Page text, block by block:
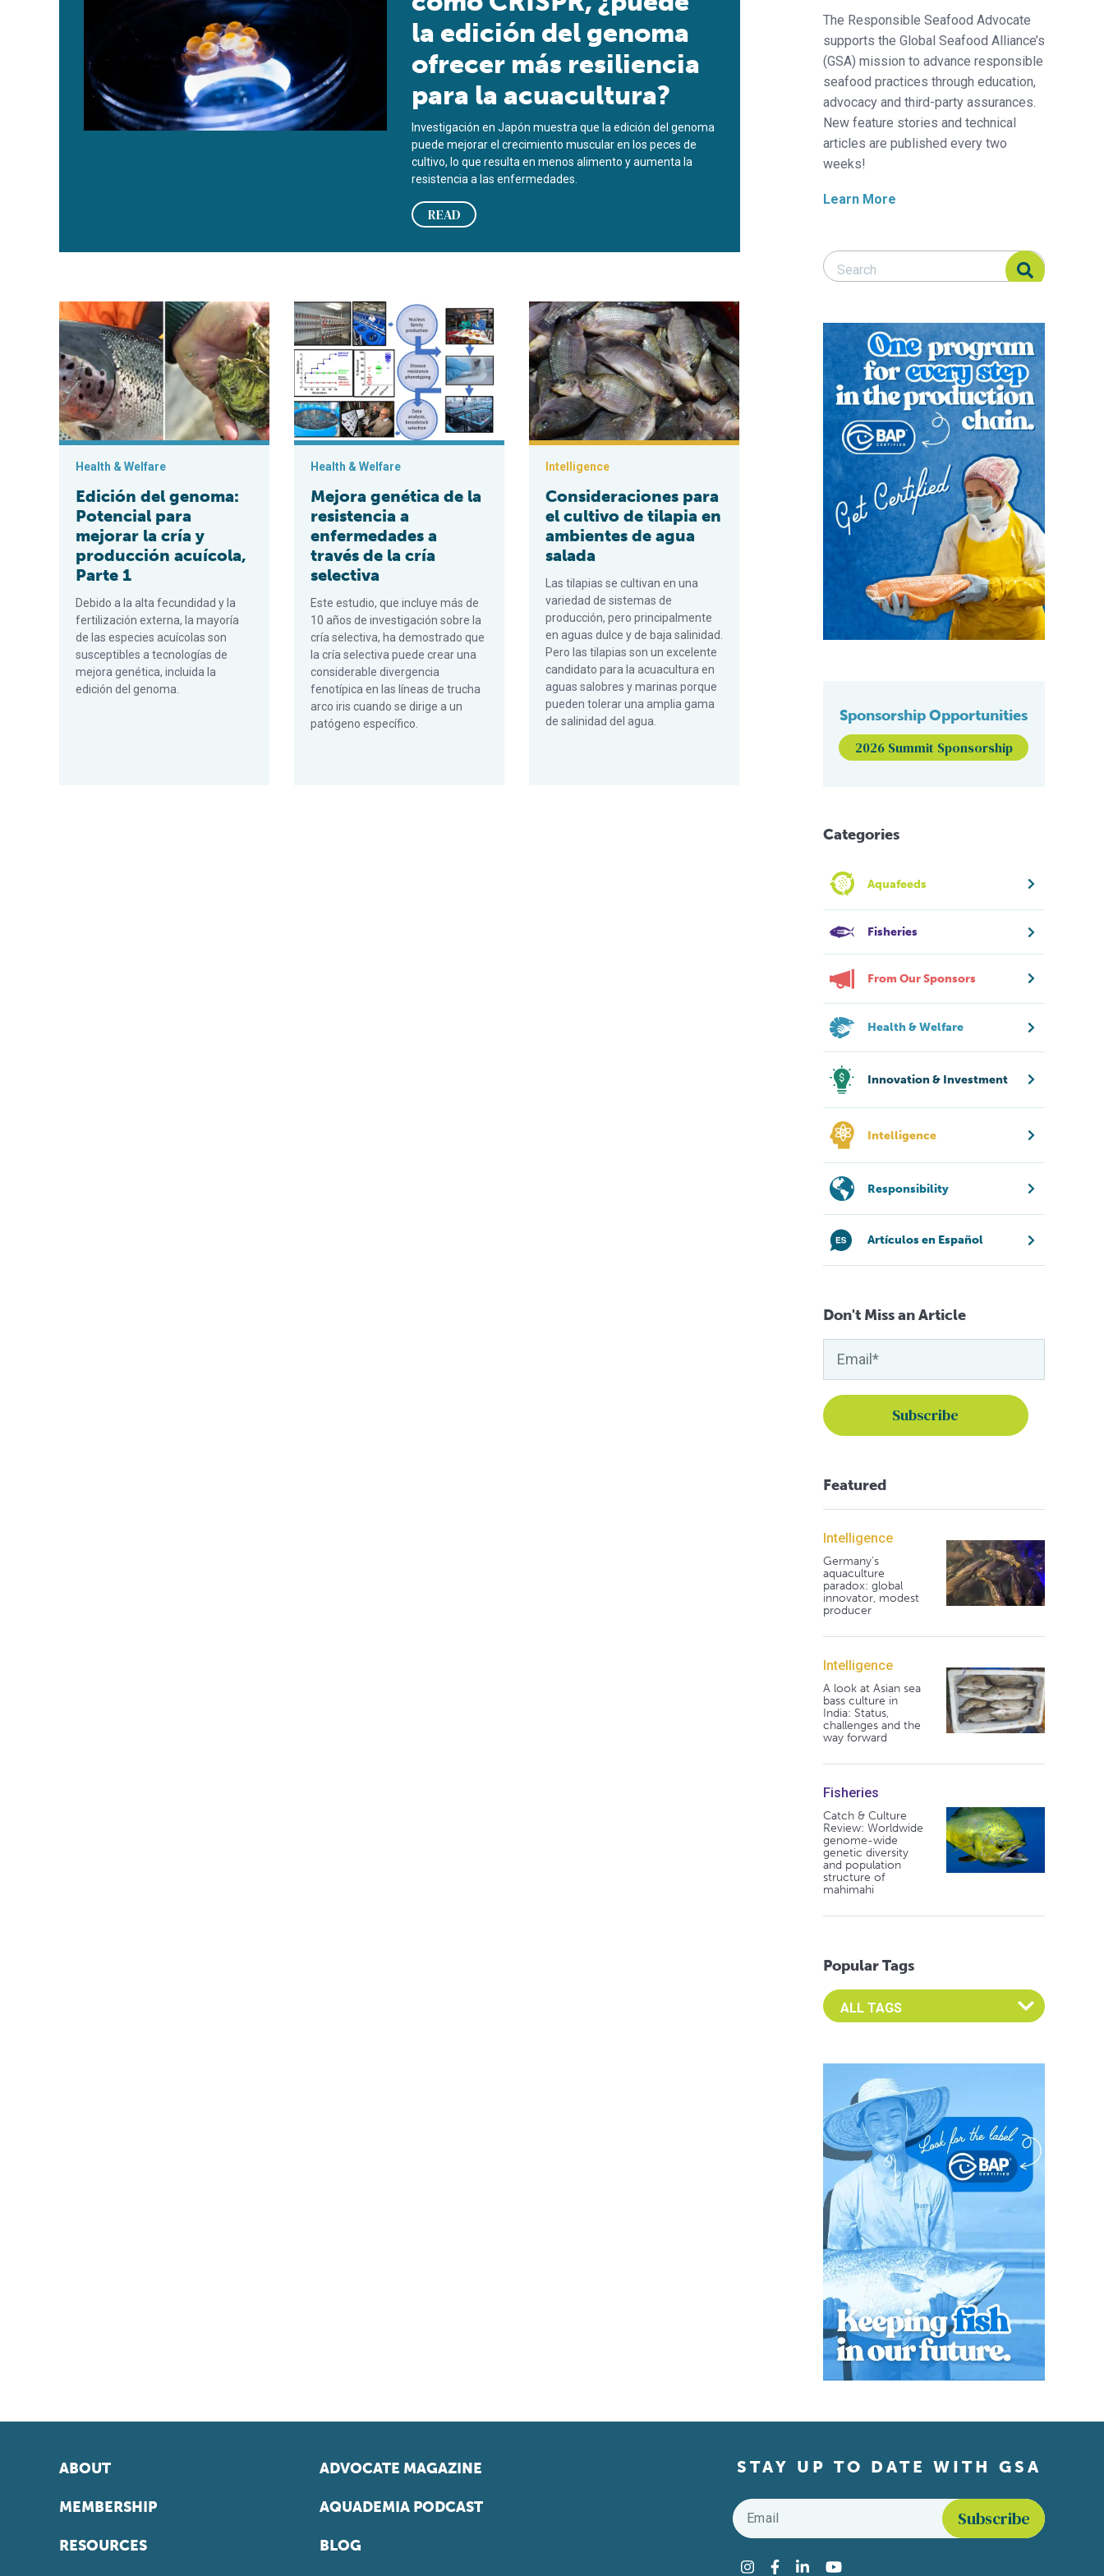
la edición del genoma
ofrecer más resiliencia
para la acuacultura?
Investigación en Japón muestra que la edición del genoma
puede mejorar el crecimiento muscular en los peces de
cultivo, lo que resulta en menos alimento y aumenta la
resistencia a las enfermedades.
READ
Edición del genoma: Potencial para mejorar la cría y producción acuícola, Parte 1
Health & Welfare
Edición del genoma:
Potencial para
mejorar la cría y
producción acuícola,
Parte 1
Debido a la alta fecundidad y la
fertilización externa, la mayoría
de las especies acuícolas son
susceptibles a tecnologías de
mejora genética, incluida la
edición del genoma.
Mejora genética de la resistencia a enfermedades a través de la cría selectiva
Health & Welfare
Mejora genética de la
resistencia a
enfermedades a
través de la cría
selectiva
Este estudio, que incluye más de
10 años de investigación sobre la
cría selectiva, ha demostrado que
la cría selectiva puede crear una
considerable divergencia
fenotípica en las líneas de trucha
arco iris cuando se dirige a un
patógeno específico.
Consideraciones para el cultivo de tilapia en ambientes de agua salada
Intelligence
Consideraciones para
el cultivo de tilapia en
ambientes de agua
salada
Las tilapias se cultivan en una
variedad de sistemas de
producción, pero principalmente
en aguas dulce y de baja salinidad.
Pero las tilapias son un excelente
candidato para la acuacultura en
aguas salobres y marinas porque
pueden tolerar una amplia gama
de salinidad del agua.
The Responsible Seafood Advocate
supports the Global Seafood Alliance’s
(GSA) mission to advance responsible
seafood practices through education,
advocacy and third-party assurances.
New feature stories and technical
articles are published every two
weeks!
Learn More
Search Responsible Seafood Advocate
Search Responsible Seafood Advocate
Sponsorship Opportunities
2026 Summit Sponsorship
Categories
Aquafeeds
Fisheries
From Our Sponsors
Health & Welfare
Innovation & Investment
Intelligence
Responsibility
Artículos en Español
Don't Miss an Article
Featured
Intelligence
Germany's
aquaculture
paradox: global
innovator, modest
producer
Intelligence
A look at Asian sea
bass culture in
India: Status,
challenges and the
way forward
Fisheries
Catch & Culture
Review: Worldwide
genome-wide
genetic diversity
and population
structure of
mahimahi
Popular Tags
Select an Advocate Tag to view it's posts
ABOUT
MEMBERSHIP
RESOURCES
ADVOCATE MAGAZINE
AQUADEMIA PODCAST
BLOG
STAY UP TO DATE WITH GSA
Email
Instagram
Facebook
LinkedInYouTube